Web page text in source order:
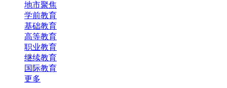
地市聚焦
学前教育
基础教育
高等教育
职业教育
继续教育
国际教育
更多